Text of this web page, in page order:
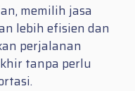
memilih jasa
lebih efisien dan
perjalanan
tanpa perlu